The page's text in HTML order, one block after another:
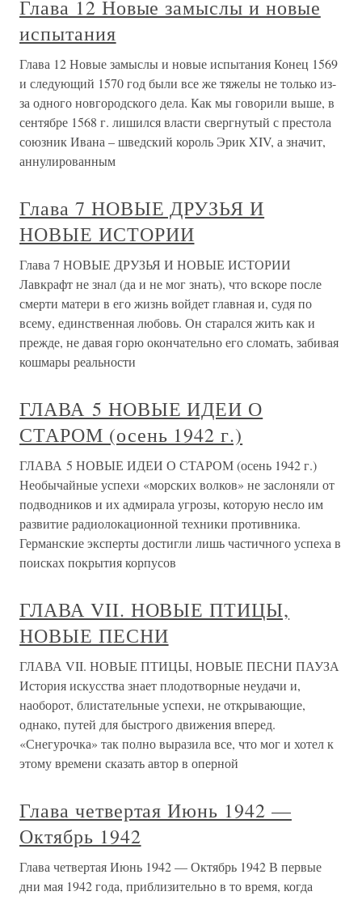
Глава 12 Новые замыслы и новые
испытания
Глава 12 Новые замыслы и новые испытания Конец 1569
и следующий 1570 год были все же тяжелы не только из-
за одного новгородского дела. Как мы говорили выше, в
сентябре 1568 г. лишился власти свергнутый с престола
союзник Ивана – шведский король Эрик XIV, а значит,
аннулированным
Глава 7 НОВЫЕ ДРУЗЬЯ И
НОВЫЕ ИСТОРИИ
Глава 7 НОВЫЕ ДРУЗЬЯ И НОВЫЕ ИСТОРИИ
Лавкрафт не знал (да и не мог знать), что вскоре после
смерти матери в его жизнь войдет главная и, судя по
всему, единственная любовь. Он старался жить как и
прежде, не давая горю окончательно его сломать, забивая
кошмары реальности
ГЛАВА 5 НОВЫЕ ИДЕИ О
СТАРОМ (осень 1942 г.)
ГЛАВА 5 НОВЫЕ ИДЕИ О СТАРОМ (осень 1942 г.)
Необычайные успехи «морских волков» не заслоняли от
подводников и их адмирала угрозы, которую несло им
развитие радиолокационной техники противника.
Германские эксперты достигли лишь частичного успеха в
поисках покрытия корпусов
ГЛАВА VII. НОВЫЕ ПТИЦЫ,
НОВЫЕ ПЕСНИ
ГЛАВА VII. НОВЫЕ ПТИЦЫ, НОВЫЕ ПЕСНИ ПАУЗА
История искусства знает плодотворные неудачи и,
наоборот, блистательные успехи, не открывающие,
однако, путей для быстрого движения вперед.
«Снегурочка» так полно выразила все, что мог и хотел к
этому времени сказать автор в оперной
Глава четвертая Июнь 1942 —
Октябрь 1942
Глава четвертая Июнь 1942 — Октябрь 1942 В первые
дни мая 1942 года, приблизительно в то время, когда